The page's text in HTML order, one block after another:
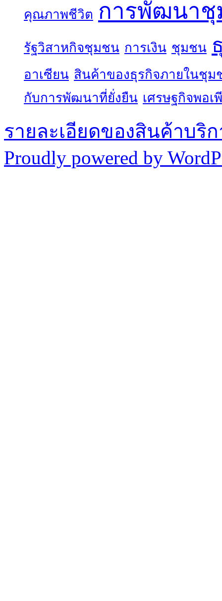
คุณภาพชีวิต การพัฒนา
รัฐวิสาหกิจชุมชน การเงิน ชุมชน
อาเซียน สินค้าของธุรกิจภายในชุม
กับการพัฒนาที่ยั่งยืน เศรษฐกิจพอเ
รายละเอียดของสินค้าบ
Proudly powered by